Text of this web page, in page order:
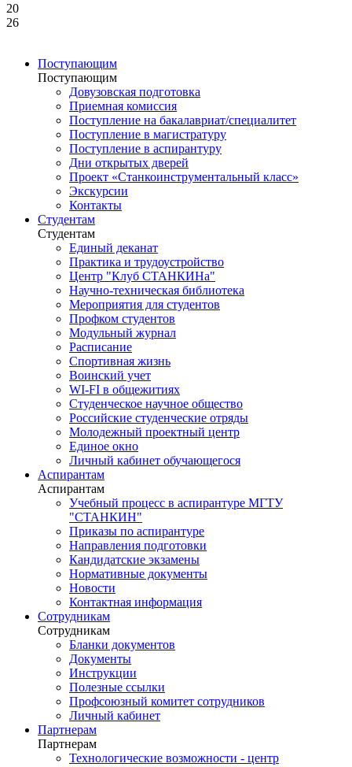
20
26
Поступающим
Поступающим
Довузовская подготовка
Приемная комиссия
Поступление на бакалавриат/специалитет
Поступление в магистратуру
Поступление в аспирантуру
Дни открытых дверей
Проект «Станкоинструментальный класс»
Экскурсии
Контакты
Студентам
Студентам
Единый деканат
Практика и трудоустройство
Центр "Клуб СТАНКИНа"
Научно-техническая библиотека
Мероприятия для студентов
Профком студентов
Модульный журнал
Расписание
Спортивная жизнь
Воинский учет
WI-FI в общежитиях
Студенческое научное общество
Российские студенческие отряды
Молодежный проектный центр
Единое окно
Личный кабинет обучающегося
Аспирантам
Аспирантам
Учебный процесс в аспирантуре МГТУ
"СТАНКИН"
Приказы по аспирантуре
Направления подготовки
Кандидатские экзамены
Нормативные документы
Новости
Контактная информация
Сотрудникам
Сотрудникам
Бланки документов
Документы
Инструкции
Полезные ссылки
Профсоюзный комитет сотрудников
Личный кабинет
Партнерам
Партнерам
Технологические возможности - центр